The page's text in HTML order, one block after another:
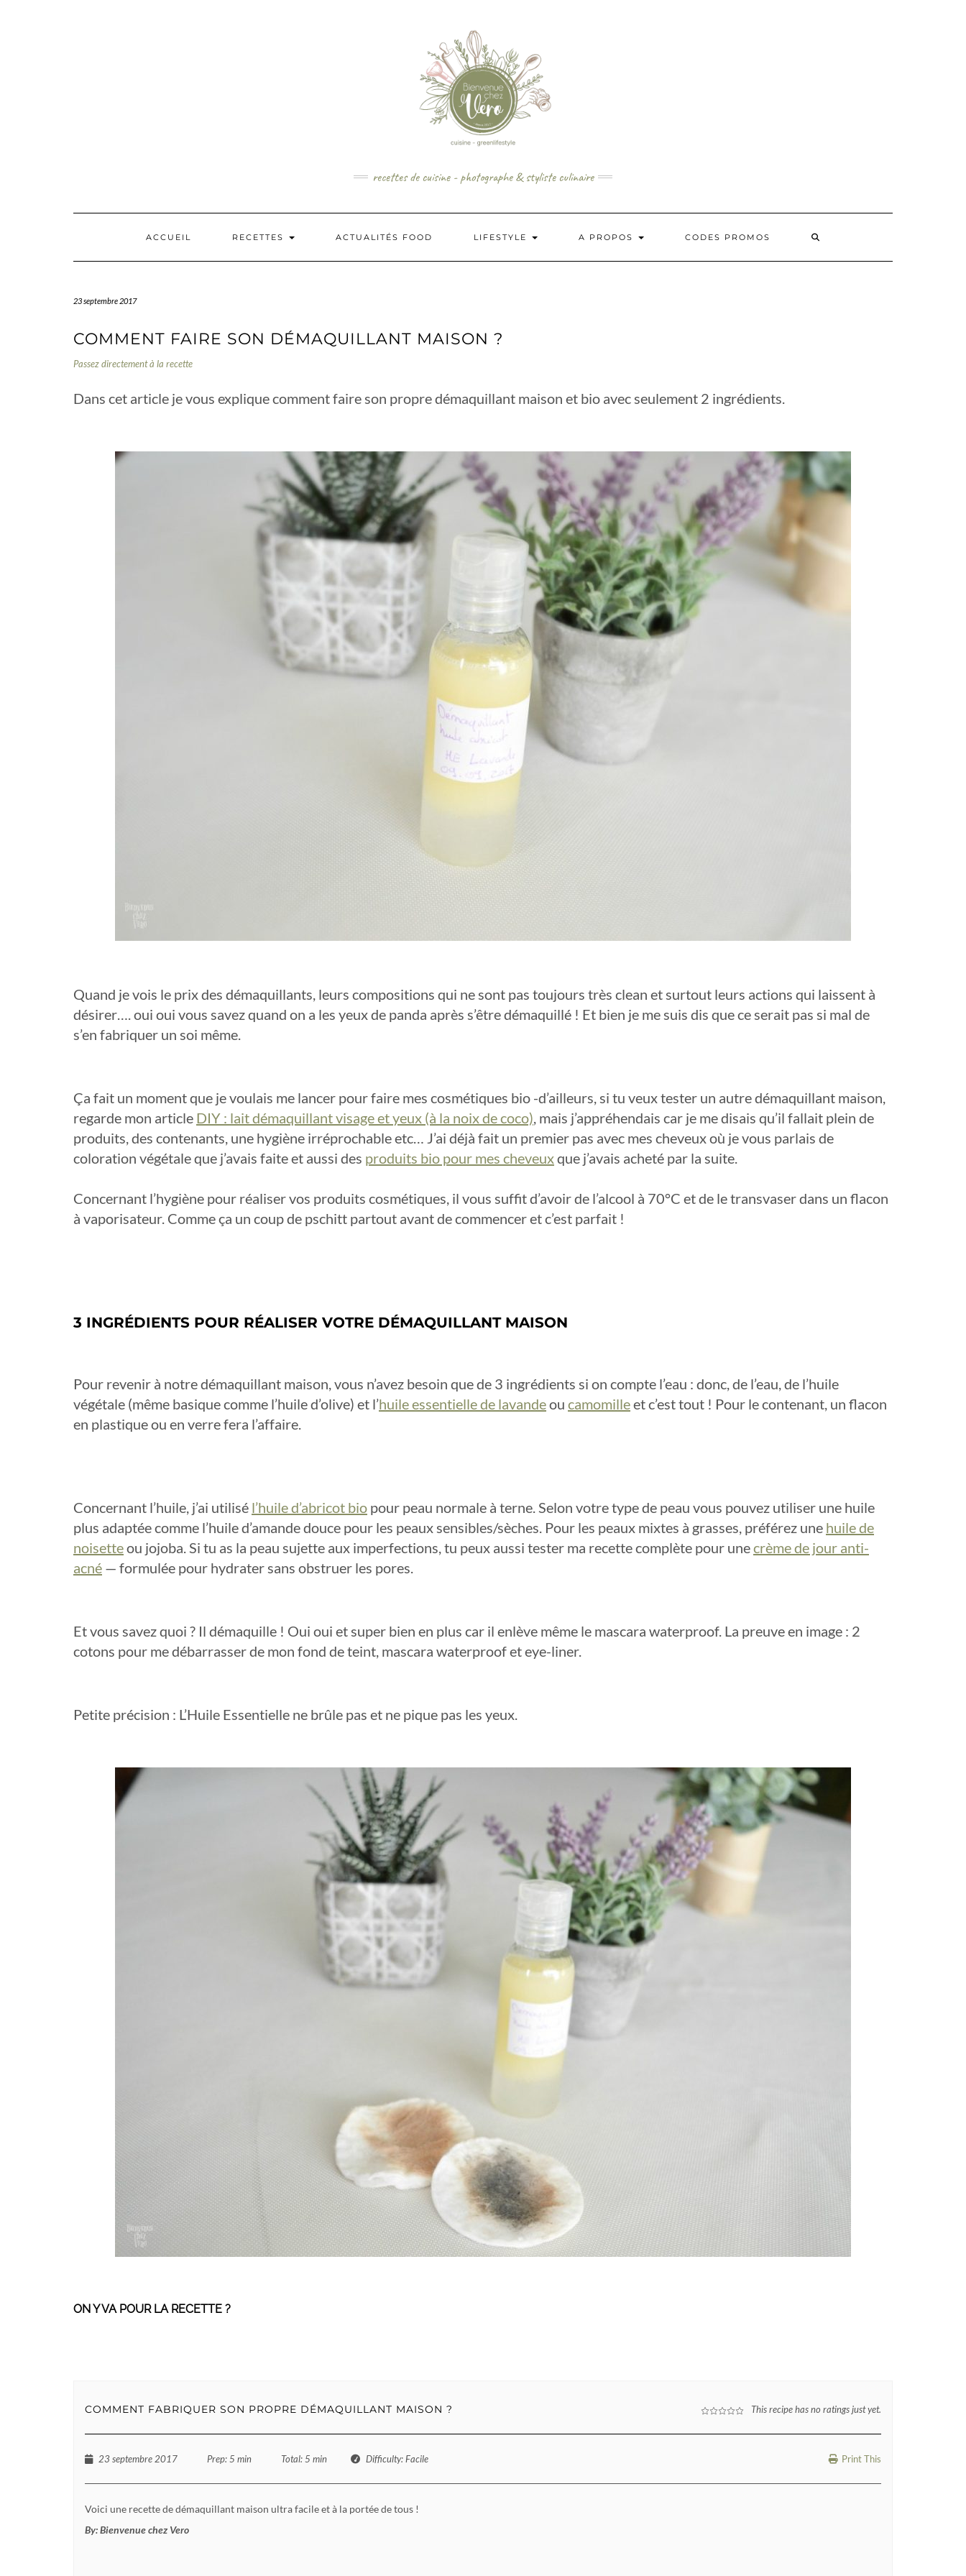
recettes de cuisine - photographe & styliste culinaire
ACCUEIL RECETTES ACTUALITÉS FOOD LIFESTYLE A PROPOS CODES PROMOS
23 septembre 2017
COMMENT FAIRE SON DÉMAQUILLANT MAISON ?
Passez directement à la recette
Dans cet article je vous explique comment faire son propre démaquillant maison et bio avec seulement 2 ingrédients.
Quand je vois le prix des démaquillants, leurs compositions qui ne sont pas toujours très clean et surtout leurs actions qui laissent à
désirer…. oui oui vous savez quand on a les yeux de panda après s’être démaquillé ! Et bien je me suis dis que ce serait pas si mal de
s’en fabriquer un soi même.
Ça fait un moment que je voulais me lancer pour faire mes cosmétiques bio -d’ailleurs, si tu veux tester un autre démaquillant maison,
regarde mon article DIY : lait démaquillant visage et yeux (à la noix de coco), mais j’appréhendais car je me disais qu’il fallait plein de
produits, des contenants, une hygiène irréprochable etc… J’ai déjà fait un premier pas avec mes cheveux où je vous parlais de
coloration végétale que j’avais faite et aussi des produits bio pour mes cheveuxque j’avais acheté par la suite.
Concernant l’hygiène pour réaliser vos produits cosmétiques, il vous suffit d’avoir de l’alcool à 70°C et de le transvaser dans un flacon
à vaporisateur. Comme ça un coup de pschitt partout avant de commencer et c’est parfait !
3 INGRÉDIENTS POUR RÉALISER VOTRE DÉMAQUILLANT MAISON
Pour revenir à notre démaquillant maison, vous n’avez besoin que de 3 ingrédients si on compte l’eau : donc, de l’eau, de l’huile
végétale (même basique comme l’huile d’olive) et l’huile essentielle de lavandeou camomilleet c’est tout ! Pour le contenant, un flacon
en plastique ou en verre fera l’affaire.
Concernant l’huile, j’ai utilisé l’huile d’abricot bio pour peau normale à terne. Selon votre type de peau vous pouvez utiliser une huile
plus adaptée comme l’huile d’amande douce pour les peaux sensibles/sèches. Pour les peaux mixtes à grasses, préférez une huile de
noisetteou jojoba. Si tu as la peau sujette aux imperfections, tu peux aussi tester ma recette complète pour unecrème de jour anti-
acné — formulée pour hydrater sans obstruer les pores.
Et vous savez quoi ? Il démaquille ! Oui oui et super bien en plus car il enlève même le mascara waterproof. La preuve en image : 2
cotons pour me débarrasser de mon fond de teint, mascara waterproof et eye-liner.
Petite précision : L’Huile Essentielle ne brûle pas et ne pique pas les yeux.
ON Y VA POUR LA RECETTE ?
This recipe has no ratings just yet.
COMMENT FABRIQUER SON PROPRE DÉMAQUILLANT MAISON ?
23 septembre 2017 Prep: 5 min Total: 5 min Difficulty: Facile Print This
Voici une recette de démaquillant maison ultra facile et à la portée de tous !
By:Bienvenue chez Vero